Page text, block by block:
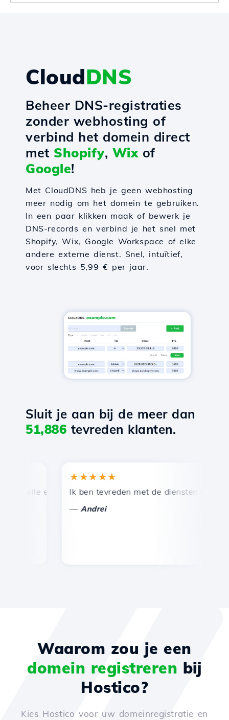
CloudDNS
Beheer DNS-registraties
zonder webhosting of
verbind het domein direct
met Shopify, Wixof
Google!
Met CloudDNS heb je geen webhosting
meer nodig om het domein te gebruiken.
In een paar klikken maak of bewerk je
DNS-records en verbind je het snel met
Shopify, Wix, Google Workspace of elke
andere externe dienst. Snel, intuïtief,
voor slechts 5,99 € per jaar.
Sluit je aan bij de meer dan
51,886 tevreden klanten.
en efficiënte technische ondersteuning.
★★★★★
Ik ben tevreden met de diensten die door
Andrei
Waarom zou je een
domein registreren bij
Hostico?
Kies Hostico voor uw domeinregistratie en